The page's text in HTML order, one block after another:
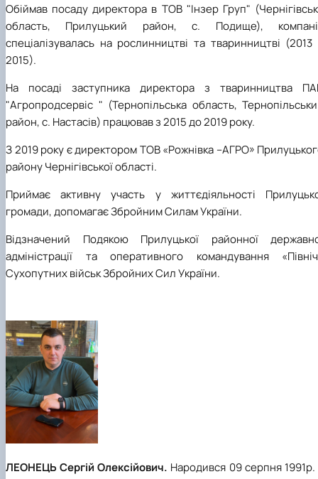
Обіймав посаду директора в ТОВ "Інзер Груп"
область, Прилуцький район, с. Подище),
спеціалізувалась на рослинництві та тваринництві (2013
2015).
На посаді заступника директора з тваринництва
"Агропродсервіс " (Тернопільська область,
район, с. Настасів) працював з 2015 до 2019 року.
З 2019 року є директором ТОВ «Рожнівка –АГРО»
району Чернігівської області.
Приймає активну участь у життєдіяльності
громади, допомагає Збройним Силам України.
Відзначений Подякою Прилуцької районної
адміністрації та оперативного командування
Сухопутних військ Збройних Сил України.
ЛЕОНЕЦЬ Сергій Олексійович. Народився 09 серпня 1991р.